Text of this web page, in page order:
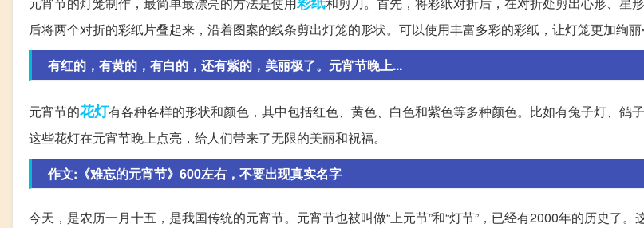
后将两个对折的彩纸片叠起来，沿着图案的线条剪出灯笼的形状。可以使用丰富多彩的彩纸，让灯笼更加绚丽
有红的，有黄的，有白的，还有紫的，美丽极了。元宵节晚上...
元宵节的花灯有各种各样的形状和颜色，其中包括红色、黄色、白色和紫色等多种颜色。比如有兔子灯、鸽子
这些花灯在元宵节晚上点亮，给人们带来了无限的美丽和祝福。
作文:《难忘的元宵节》600左右，不要出现真实名字
今天，是农历一月十五，是我国传统的元宵节。元宵节也被叫做“上元节”和“灯节”，已经有2000年的历史了。